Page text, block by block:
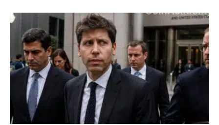
OpenAI demande le rejet de la plainte d’Apple et